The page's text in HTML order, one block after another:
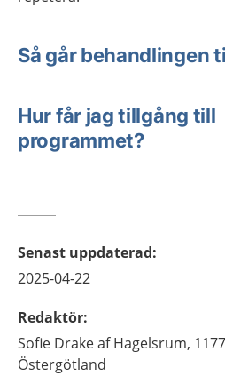
Så går behandlingen
Hur får jag tillgång till
programmet?
Senast uppdaterad:
2025-04-22
Redaktör:
Sofie Drake af Hagelsrum,
Östergötland